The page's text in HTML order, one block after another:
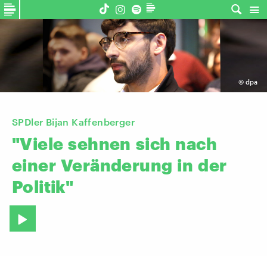
© dpa
SPDler Bijan Kaffenberger
"Viele sehnen sich nach
einer Veränderung in der
Politik"